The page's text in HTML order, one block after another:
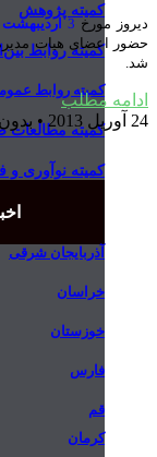
کمیته پژوهش
کمیته روابط
کمیته روابط
کمیته مطالعات
کمیته نوآوری و
آذربایجان شرقی
خراسان
خوزستان
فارس
قم
کرمان
دیروز مورخ 3اردیبهشت
حضور اعضای هیات
شد.
ادامه مطلب
24 آوریل 2013